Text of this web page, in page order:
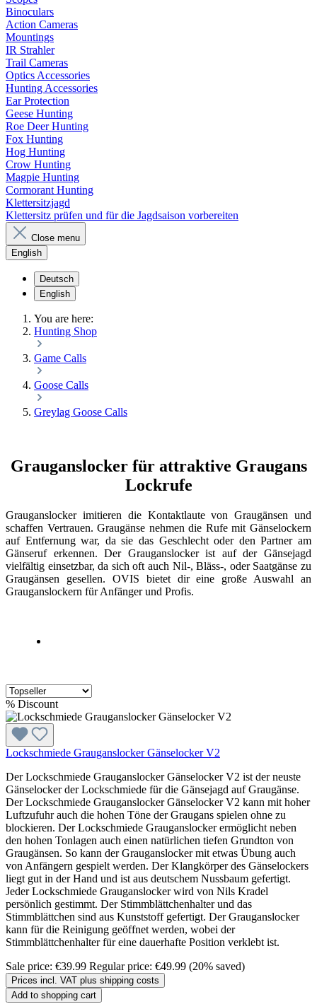
Binoculars
Action Cameras
Mountings
IR Strahler
Trail Cameras
Optics Accessories
Hunting Accessories
Ear Protection
Geese Hunting
Roe Deer Hunting
Fox Hunting
Hog Hunting
Crow Hunting
Magpie Hunting
Cormorant Hunting
Klettersitzjagd
Klettersitz prüfen und für die Jagdsaison vorbereiten
Close menu
English
Deutsch
English
You are here:
Hunting Shop
Game Calls
Goose Calls
Greylag Goose Calls
Grauganslocker für attraktive Graugans
Lockrufe
Grauganslocker imitieren die Kontaktlaute von Graugänsen und
schaffen Vertrauen. Graugänse nehmen die Rufe mit Gänselockern
auf Entfernung war, da sie das Geschlecht oder den Partner am
Gänseruf erkennen. Der Grauganslocker ist auf der Gänsejagd
vielfältig einsetzbar, da sich oft auch Nil-, Bläss-, oder Saatgänse zu
Graugänsen gesellen. OVIS bietet dir eine große Auswahl an
Grauganslockern für Anfänger und Profis.
% Discount
Lockschmiede Grauganslocker Gänselocker V2
Der Lockschmiede Grauganslocker Gänselocker V2 ist der neuste
Gänselocker der Lockschmiede für die Gänsejagd auf Graugänse.
Der Lockschmiede Grauganslocker Gänselocker V2 kann mit hoher
Luftzufuhr auch die hohen Töne der Graugans spielen ohne zu
blockieren. Der Lockschmiede Grauganslocker ermöglicht neben
den hohen Tonlagen auch einen natürlichen tiefen Grundton von
Graugänsen. So kann der Grauganslocker mit etwas Übung auch
von Anfängern gespielt werden. Der Klangkörper des Gänselockers
liegt gut in der Hand und ist aus deutschem Nussbaum gefertigt.
Jeder Lockschmiede Grauganslocker wird von Nils Kradel
persönlich gestimmt. Der Stimmblättchenhalter und das
Stimmblättchen sind aus Kunststoff gefertigt. Der Grauganslocker
kann für die Reinigung geöffnet werden, wobei der
Stimmblättchenhalter für eine dauerhafte Position verklebt ist.
Sale price: €39.99 Regular price: €49.99 (20% saved)
Prices incl. VAT plus shipping costs
Add to shopping cart